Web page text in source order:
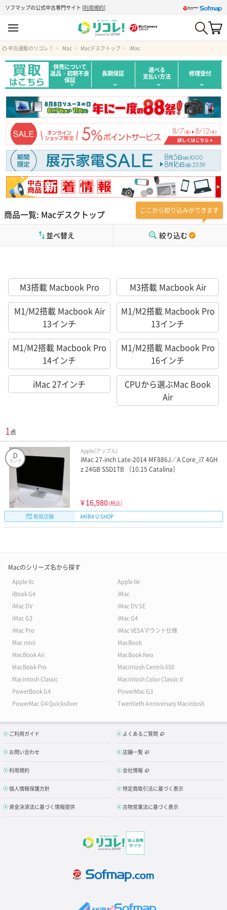
ソフマップの公式中古専門サイト [利用規約]
中古通販のリコレ！ Mac Macデスクトップ iMac
併売について
返品・初期不良
保証
長期保証 選べる
支払い方法 修理受付
商品一覧: Macデスクトップ ここから絞り込みができます
絞り込む
並べ替え
M3搭載 Macbook Pro
M3搭載 Macbook Air
M1/M2搭載 Macbook Air
13インチ
M1/M2搭載 Macbook Pro
13インチ
M1/M2搭載 Macbook Pro
14インチ
M1/M2搭載 Macbook Pro
16インチ
iMac 27インチ
CPUから選ぶMac Book
Air
1点
D
ランク
Apple(アップル)
iMac 27-inch Late-2014 MF886J／A Core_i7 4GH
z 24GB SSD1TB 〔10.15 Catalina〕
¥16,980 (税込)
取扱店舗
AKIBA U-SHOP
Macのシリーズ名から探す
Apple IIc
Apple IIe
iBook G4
iMac
iMac DV
iMac DV SE
iMac G3
iMac G4
iMac Pro
iMac VESAマウント仕様
Mac mini
MacBook
MacBook Air
MacBook Neo
MacBook Pro
Macintosh Centris 650
Macintosh Classic
Macintosh Color Classic II
PowerBook G4
PowerMac G3
PowerMac G4 Quicksilver
Twentieth Anniversary Macintosh
ご利用ガイド よくあるご質問
お問い合わせ 店舗一覧
利用規約 会社情報
個人情報保護方針 特定商取引法に基づく表示
資金決済法に基づく情報提供 古物営業法に基づく表示